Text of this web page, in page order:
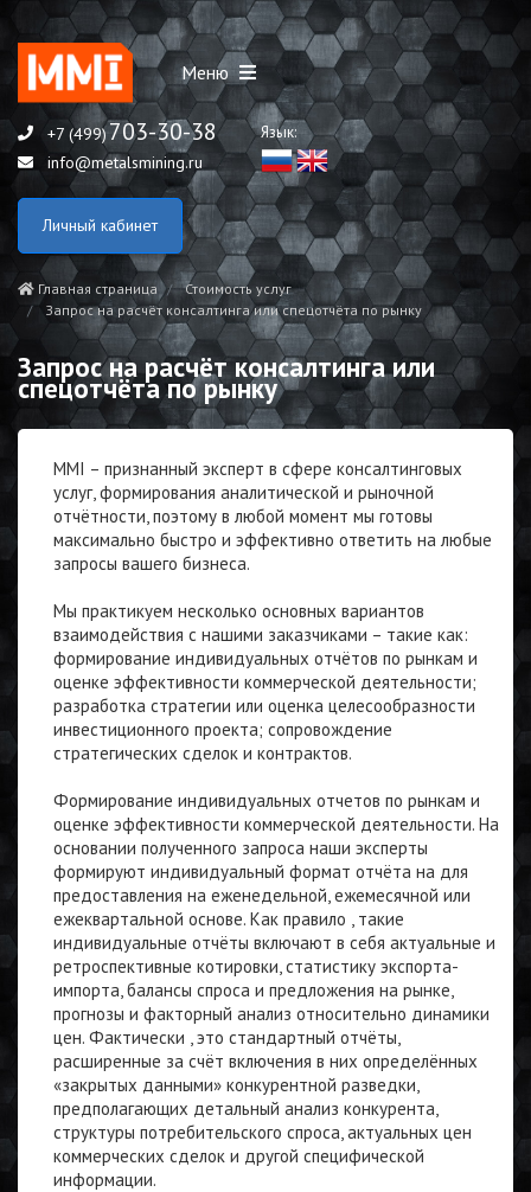
Меню
+7 (499)703-30-38
info@metalsmining.ru
Язык:
Личный кабинет
Главная страница
Стоимость услуг
Запрос на расчёт консалтинга или спецотчёта по рынку
Запрос на расчёт консалтинга или
спецотчёта по рынку
MMI – признанный эксперт в сфере консалтинговых
услуг, формирования аналитической и рыночной
отчётности, поэтому в любой момент мы готовы
максимально быстро и эффективно ответить на любые
запросы вашего бизнеса.
Мы практикуем несколько основных вариантов
взаимодействия с нашими заказчиками – такие как:
формирование индивидуальных отчётов по рынкам и
оценке эффективности коммерческой деятельности;
разработка стратегии или оценка целесообразности
инвестиционного проекта; сопровождение
стратегических сделок и контрактов.
Формирование индивидуальных отчетов по рынкам и
оценке эффективности коммерческой деятельности. На
основании полученного запроса наши эксперты
формируют индивидуальный формат отчёта на для
предоставления на еженедельной, ежемесячной или
ежеквартальной основе. Как правило , такие
индивидуальные отчёты включают в себя актуальные и
ретроспективные котировки, статистику экспорта-
импорта, балансы спроса и предложения на рынке,
прогнозы и факторный анализ относительно динамики
цен. Фактически , это стандартный отчёты,
расширенные за счёт включения в них определённых
«закрытых данными» конкурентной разведки,
предполагающих детальный анализ конкурента,
структуры потребительского спроса, актуальных цен
коммерческих сделок и другой специфической
информации.